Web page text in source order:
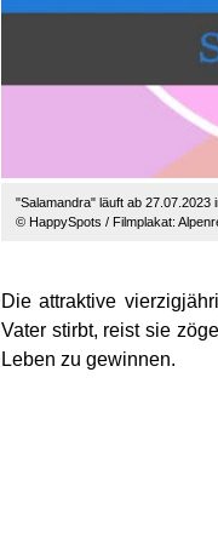
"Salamandra" läuft ab 27.07.2023
© HappySpots / Filmplakat:
Die attraktive
Vater stirbt, reist sie
Leben zu gewinnen.